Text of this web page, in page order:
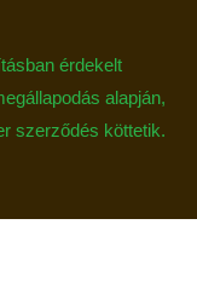
érdekelt
alapján,
szerződés köttetik.